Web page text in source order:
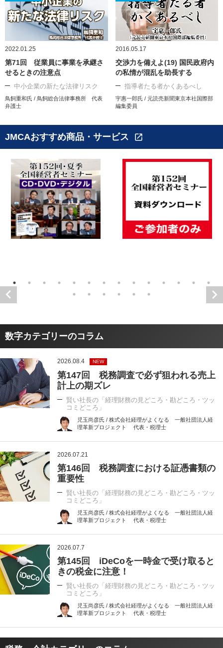
2022.01.25
第71回 従業員に事業を承継さ
せるときの注意点
中小企業の新たな法律リスク
鳥飼重和氏 / 鳥飼総合法律事務所 代表
弁護士
2016.05.17
交渉力を備えよ(19) 国民政府内
の私情が混乱を助長する
指導者たる者かくあるべし
宇惠一郎氏 / 元読売新聞東京本社国際部
編集委員
JMCAおすすめ商品・サービス open_in_new
数字カテゴリーのコラム
2026.08.4 NEW
第147回 税務調査で必ず狙われる売上
計上の期ズレ
賢い社長の「経理財務の見どころ・勘どころ・ツッ
コミどころ」
児玉尚彦氏 / 株式会社経理がよくなる 一般社団法人経
理革新プロジェクト 代表・税理士
2026.07.21
第146回 税務調査における証憑書類の
重要性
賢い社長の「経理財務の見どころ・勘どころ・ツッ
コミどころ」
児玉尚彦氏 / 株式会社経理がよくなる 一般社団法人経
理革新プロジェクト 代表・税理士
2026.07.7
第145回 iDeCoを一時金で受け取ると
きの税金に注意！
賢い社長の「経理財務の見どころ・勘どころ・ツッ
コミどころ」
児玉尚彦氏 / 株式会社経理がよくなる 一般社団法人経
理革新プロジェクト 代表・税理士